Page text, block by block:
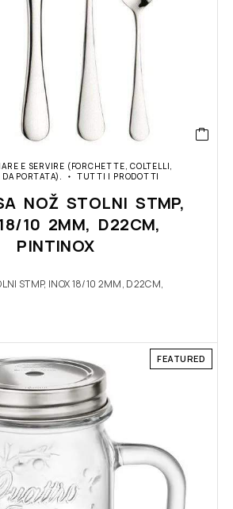
E SERVIRE (FORCHETTE, COLTELLI,
PORTATA).
TUTTI I PRODOTTI
NOŽ STOLNI STMP,
10 2MM, D22CM,
PINTINOX
STMP, INOX 18/10 2MM, D22CM,
FEATURED